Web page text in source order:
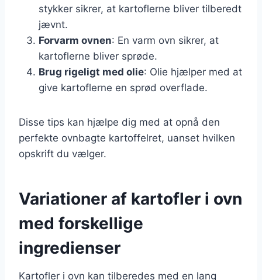
stykker sikrer, at kartoflerne bliver tilberedt
jævnt.
Forvarm ovnen: En varm ovn sikrer, at
kartoflerne bliver sprøde.
Brug rigeligt med olie: Olie hjælper med at
give kartoflerne en sprød overflade.
Disse tips kan hjælpe dig med at opnå den
perfekte ovnbagte kartoffelret, uanset hvilken
opskrift du vælger.
Variationer af kartofler i ovn
med forskellige
ingredienser
Kartofler i ovn kan tilberedes med en lang